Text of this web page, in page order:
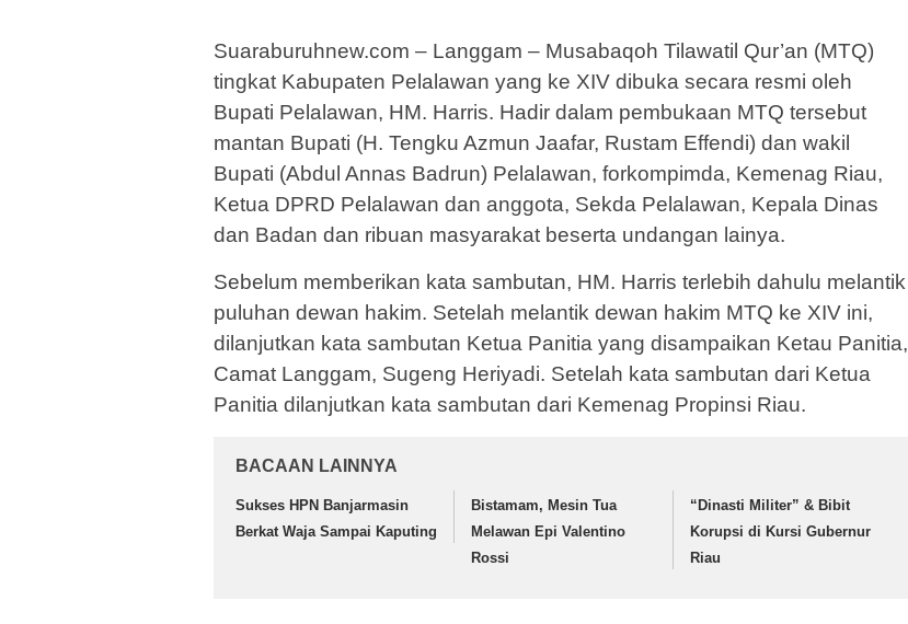
Suaraburuhnew.com – Langgam – Musabaqoh Tilawatil Qur’an (MTQ)
tingkat Kabupaten Pelalawan yang ke XIV dibuka secara resmi oleh
Bupati Pelalawan, HM. Harris. Hadir dalam pembukaan MTQ tersebut
mantan Bupati (H. Tengku Azmun Jaafar, Rustam Effendi) dan wakil
Bupati (Abdul Annas Badrun) Pelalawan, forkompimda, Kemenag Riau,
Ketua DPRD Pelalawan dan anggota, Sekda Pelalawan, Kepala Dinas
dan Badan dan ribuan masyarakat beserta undangan lainya.
Sebelum memberikan kata sambutan, HM. Harris terlebih dahulu melantik
puluhan dewan hakim. Setelah melantik dewan hakim MTQ ke XIV ini,
dilanjutkan kata sambutan Ketua Panitia yang disampaikan Ketau Panitia,
Camat Langgam, Sugeng Heriyadi. Setelah kata sambutan dari Ketua
Panitia dilanjutkan kata sambutan dari Kemenag Propinsi Riau.
BACAAN LAINNYA
Sukses HPN Banjarmasin
Berkat Waja Sampai Kaputing
Bistamam, Mesin Tua
Melawan Epi Valentino
Rossi
“Dinasti Militer” & Bibit
Korupsi di Kursi Gubernur
Riau